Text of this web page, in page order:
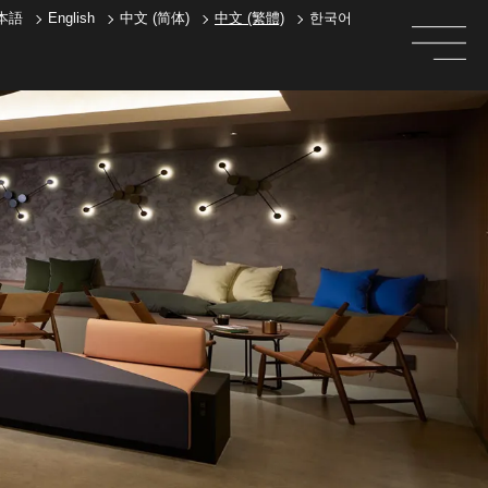
語 English 中文 (简体) 中文 (繁體) 한국어